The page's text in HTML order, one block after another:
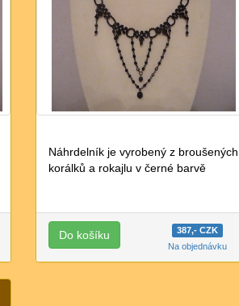
Náhrdelník je vyrobený z broušených
korálků a rokajlu v černé barvě
387,- CZK
Na objednávku